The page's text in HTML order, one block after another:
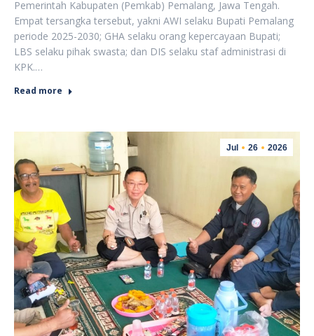
Pemerintah Kabupaten (Pemkab) Pemalang, Jawa Tengah.
Empat tersangka tersebut, yakni AWI selaku Bupati Pemalang
periode 2025-2030; GHA selaku orang kepercayaan Bupati;
LBS selaku pihak swasta; dan DIS selaku staf administrasi di
KPK.…
Read more
Jul 26 2026